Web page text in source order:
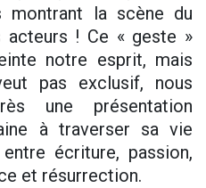
montrant la scène du
acteurs ! Ce « geste »
notre esprit, mais
pas exclusif, nous
une présentation
à traverser sa vie
écriture, passion,
et résurrection.